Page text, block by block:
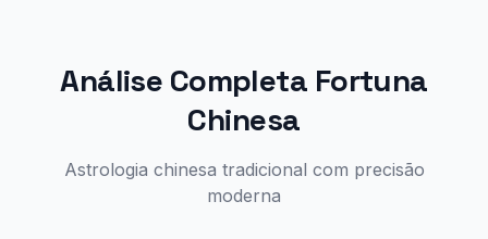
Análise Completa Fortuna
Chinesa
Astrologia chinesa tradicional com precisão
moderna